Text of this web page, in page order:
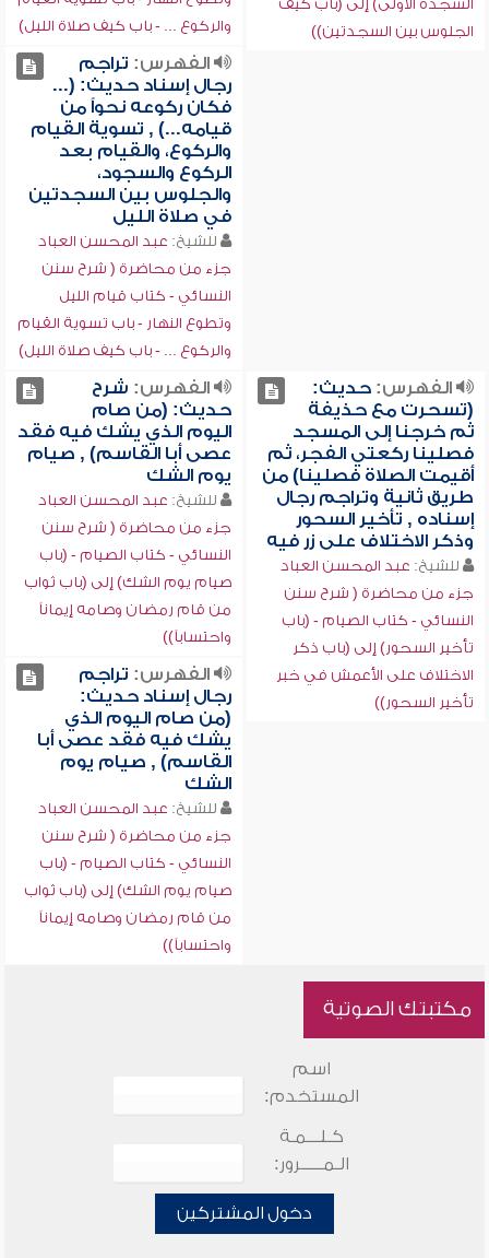
السجدة الأولى) إلى (باب كيف
الجلوس بين السجدتين))
والركوع ... - باب كيف صلاة الليل)
الفهرس: تراجم
رجال إسناد حديث: (...
فكان ركوعه نحواً من
قيامه...) , تسوية القيام
والركوع، والقيام بعد
الركوع والسجود،
والجلوس بين السجدتين
في صلاة الليل
للشيخ: عبد المحسن العباد
جزء من محاضرة ( شرح سنن
النسائي - كتاب قيام الليل
وتطوع النهار - باب تسوية القيام
والركوع ... - باب كيف صلاة الليل)
الفهرس:حديث:
(تسحرت مع حذيفة
ثم خرجنا إلى المسجد
فصلينا ركعتي الفجر، ثم
أقيمت الصلاة فصلينا) من
طريق ثانية وتراجم رجال
إسناده , تأخير السحور
وذكر الاختلاف على زر فيه
للشيخ: عبد المحسن العباد
جزء من محاضرة ( شرح سنن
النسائي - كتاب الصيام - (باب
تأخير السحور) إلى (باب ذكر
الاختلاف على الأعمش في خبر
تأخير السحور))
الفهرس: شرح
حديث: (من صام
اليوم الذي يشك فيه فقد
عصى أبا القاسم) , صيام
يوم الشك
للشيخ: عبد المحسن العباد
جزء من محاضرة ( شرح سنن
النسائي - كتاب الصيام - (باب
صيام يوم الشك) إلى (باب ثواب
من قام رمضان وصامه إيماناً
واحتساباً))
الفهرس: تراجم
رجال إسناد حديث:
(من صام اليوم الذي
يشك فيه فقد عصى أبا
القاسم) , صيام يوم
الشك
للشيخ: عبد المحسن العباد
جزء من محاضرة ( شرح سنن
النسائي - كتاب الصيام - (باب
صيام يوم الشك) إلى (باب ثواب
من قام رمضان وصامه إيماناً
واحتساباً))
مكتبتك الصوتية
اسم
المستخدم:
كـلـــمـة
الـمـــــرور:
دخول المشتركين